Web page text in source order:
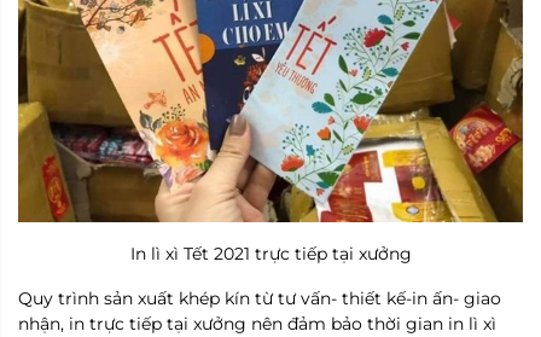
In lì xì Tết 2021 trực tiếp tại xưởng
Quy trình sản xuất khép kín từ tư vấn- thiết kế-in ấn- giao
nhận, in trực tiếp tại xưởng nên đảm bảo thời gian in lì xì